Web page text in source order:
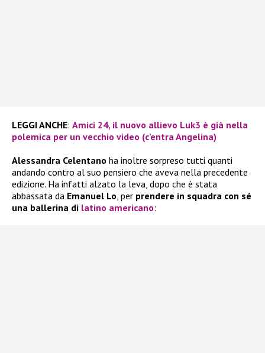
LEGGI ANCHE: Amici 24, il nuovo allievo Luk3 è già nella
polemica per un vecchio video (c’entra Angelina)
Alessandra Celentano ha inoltre sorpreso tutti quanti
andando contro al suo pensiero che aveva nella precedente
edizione. Ha infatti alzato la leva, dopo che è stata
abbassata da Emanuel Lo, per prendere in squadra con sé
una ballerina di latino americano: